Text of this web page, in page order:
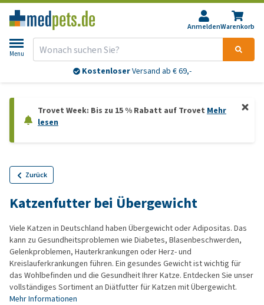
AnmeldenWarenkorb
Menu
KostenloserVersand ab € 69,-
Trovet Week: Bis zu 15 % Rabatt auf Trovet Mehr
lesen
Zurück
Katzenfutter bei Übergewicht
Viele Katzen in Deutschland haben Übergewicht oder Adipositas. Das
kann zu Gesundheitsproblemen wie Diabetes, Blasenbeschwerden,
Gelenkproblemen, Hauterkrankungen oder Herz- und
Kreislauferkrankungen führen. Ein gesundes Gewicht ist wichtig für
das Wohlbefinden und die Gesundheit Ihrer Katze. Entdecken Sie unser
vollständiges Sortiment an Diätfutter für Katzen mit Übergewicht.
Mehr Informationen